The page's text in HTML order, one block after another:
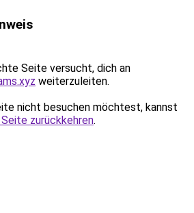
Seite versucht, dich an
weiterzuleiten.
nicht besuchen möchtest, kannst
zurückkehren.